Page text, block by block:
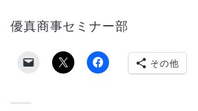
優真商事セミナー部
その他